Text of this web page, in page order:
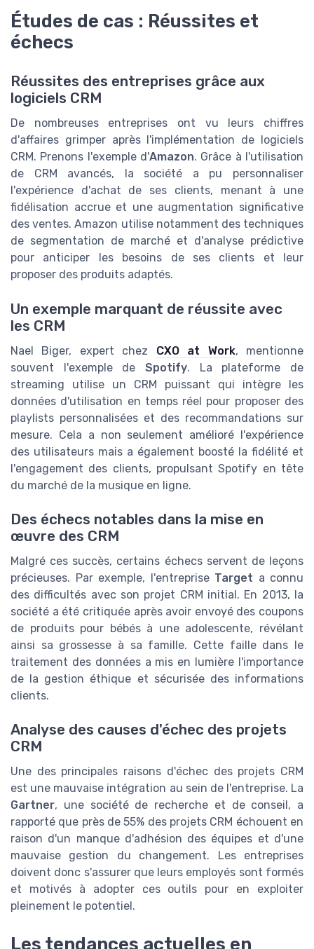
Études de cas : Réussites et
échecs
Réussites des entreprises grâce aux
logiciels CRM
De nombreuses entreprises ont vu leurs chiffres
d'affaires grimper après l'implémentation de logiciels
CRM. Prenons l'exemple d'Amazon. Grâce à l'utilisation
de CRM avancés, la société a pu personnaliser
l'expérience d'achat de ses clients, menant à une
fidélisation accrue et une augmentation significative
des ventes. Amazon utilise notamment des techniques
de segmentation de marché et d'analyse prédictive
pour anticiper les besoins de ses clients et leur
proposer des produits adaptés.
Un exemple marquant de réussite avec
les CRM
Nael Biger, expert chez CXO at Work, mentionne
souvent l'exemple de Spotify. La plateforme de
streaming utilise un CRM puissant qui intègre les
données d'utilisation en temps réel pour proposer des
playlists personnalisées et des recommandations sur
mesure. Cela a non seulement amélioré l'expérience
des utilisateurs mais a également boosté la fidélité et
l'engagement des clients, propulsant Spotify en tête
du marché de la musique en ligne.
Des échecs notables dans la mise en
œuvre des CRM
Malgré ces succès, certains échecs servent de leçons
précieuses. Par exemple, l'entreprise Target a connu
des difficultés avec son projet CRM initial. En 2013, la
société a été critiquée après avoir envoyé des coupons
de produits pour bébés à une adolescente, révélant
ainsi sa grossesse à sa famille. Cette faille dans le
traitement des données a mis en lumière l'importance
de la gestion éthique et sécurisée des informations
clients.
Analyse des causes d'échec des projets
CRM
Une des principales raisons d'échec des projets CRM
est une mauvaise intégration au sein de l'entreprise. La
Gartner, une société de recherche et de conseil, a
rapporté que près de 55% des projets CRM échouent en
raison d'un manque d'adhésion des équipes et d'une
mauvaise gestion du changement. Les entreprises
doivent donc s'assurer que leurs employés sont formés
et motivés à adopter ces outils pour en exploiter
pleinement le potentiel.
Les tendances actuelles en